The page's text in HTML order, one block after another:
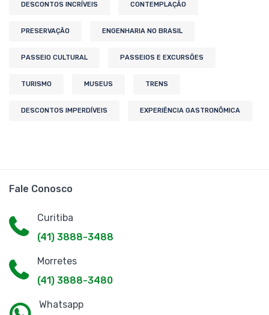
DESCONTOS INCRÍVEIS CONTEMPLAÇÃO
PRESERVAÇÃO ENGENHARIA NO BRASIL
PASSEIO CULTURAL PASSEIOS E EXCURSÕES
TURISMO MUSEUS TRENS
DESCONTOS IMPERDÍVEIS EXPERIÊNCIA GASTRONÔMICA
Fale Conosco
Curitiba
(41) 3888-3488
Morretes
(41) 3888-3480
Whatsapp